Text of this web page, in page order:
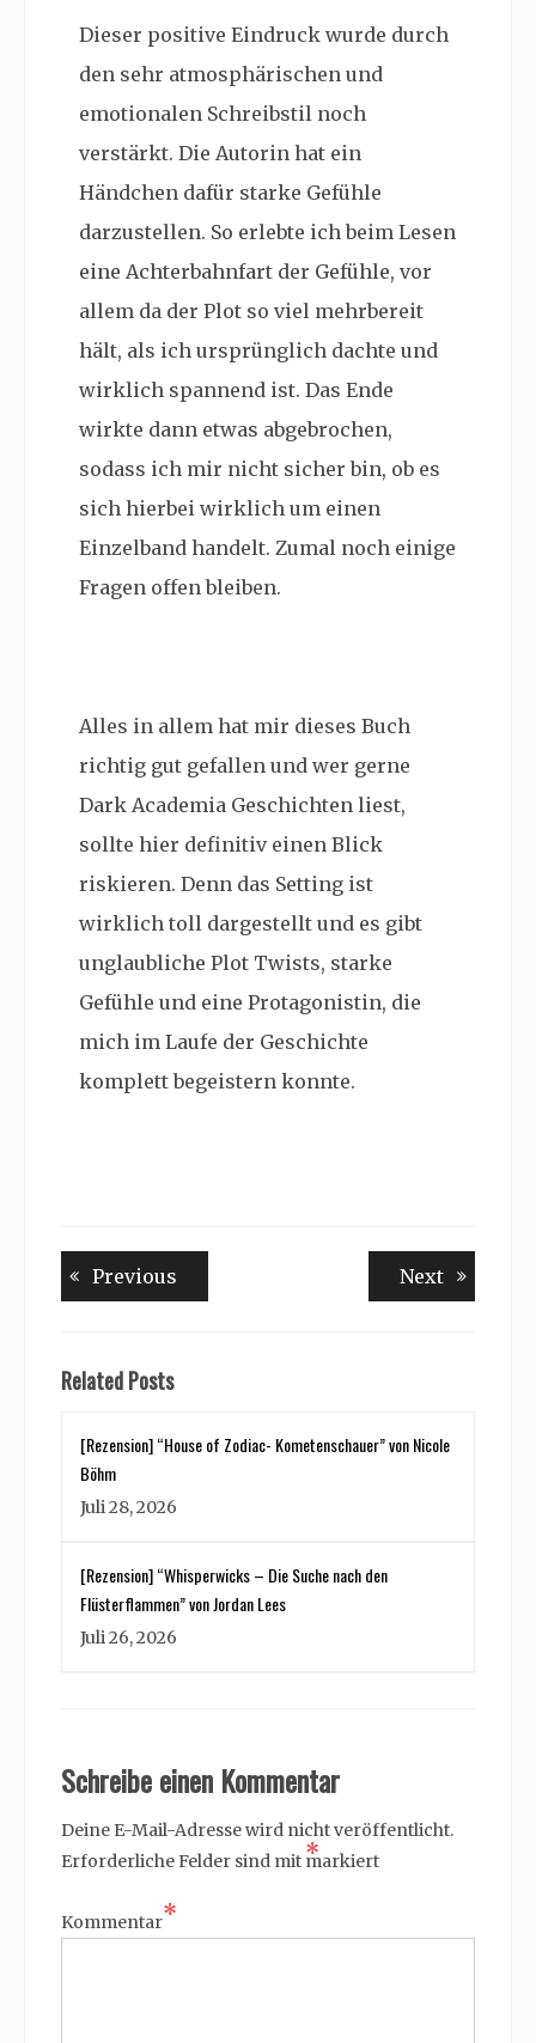
Dieser positive Eindruck wurde durch
den sehr atmosphärischen und
emotionalen Schreibstil noch
verstärkt. Die Autorin hat ein
Händchen dafür starke Gefühle
darzustellen. So erlebte ich beim Lesen
eine Achterbahnfart der Gefühle, vor
allem da der Plot so viel mehrbereit
hält, als ich ursprünglich dachte und
wirklich spannend ist. Das Ende
wirkte dann etwas abgebrochen,
sodass ich mir nicht sicher bin, ob es
sich hierbei wirklich um einen
Einzelband handelt. Zumal noch einige
Fragen offen bleiben.
Alles in allem hat mir dieses Buch
richtig gut gefallen und wer gerne
Dark Academia Geschichten liest,
sollte hier definitiv einen Blick
riskieren. Denn das Setting ist
wirklich toll dargestellt und es gibt
unglaubliche Plot Twists, starke
Gefühle und eine Protagonistin, die
mich im Laufe der Geschichte
komplett begeistern konnte.
Beitragsnavigation
Previous NextNext
Related Posts
[Rezension] “House of Zodiac- Kometenschauer” von Nicole
Böhm
Juli 28, 2026
[Rezension] “Whisperwicks – Die Suche nach den
Flüsterflammen” von Jordan Lees
Juli 26, 2026
Schreibe einen Kommentar
Deine E-Mail-Adresse wird nicht veröffentlicht.
Erforderliche Felder sind mit *
markiert
Kommentar*